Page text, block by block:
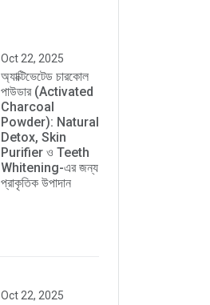
Oct 22, 2025
অ্যাক্টিভেটেড চারকোল
পাউডার (Activated
Charcoal
Powder): Natural
Detox, Skin
Purifier ও Teeth
Whitening-এর জন্য
প্রাকৃতিক উপাদান
Oct 22, 2025